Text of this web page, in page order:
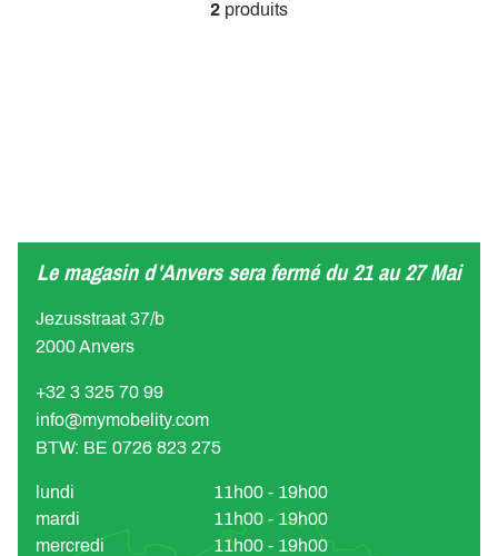
2 produits
Le magasin d'Anvers sera fermé du 21 au 27 Mai
Jezusstraat 37/b
2000 Anvers
+32 3 325 70 99
info@mymobelity.com
BTW: BE 0726 823 275
lundi
11h00 - 19h00
mardi
11h00 - 19h00
mercredi
11h00 - 19h00